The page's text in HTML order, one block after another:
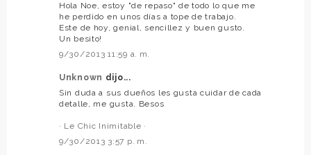
Hola Noe, estoy "de repaso" de todo lo que me
he perdido en unos días a tope de trabajo.
Este de hoy, genial, sencillez y buen gusto.
Un besito!
9/30/2013 11:59 a. m.
Unknown dijo...
Sin duda a sus dueños les gusta cuidar de cada
detalle, me gusta. Besos
· Le Chic Inimitable ·
9/30/2013 3:57 p. m.